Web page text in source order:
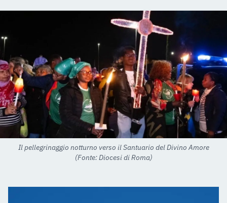
Il pellegrinaggio notturno verso il Santuario del Divino Amore
(Fonte: Diocesi di Roma)